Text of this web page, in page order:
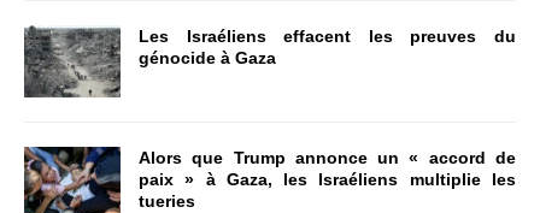
Les Israéliens effacent les preuves du
génocide à Gaza
Alors que Trump annonce un « accord de
paix » à Gaza, les Israéliens multiplie les
tueries